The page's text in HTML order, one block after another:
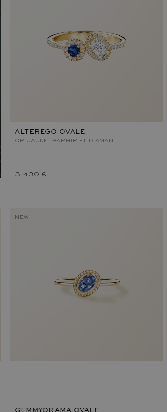
ALTEREGO OVALE
OR JAUNE, SAPHIR ET DIAMANT
3 430 €
NEW
GEMMYORAMA OVALE